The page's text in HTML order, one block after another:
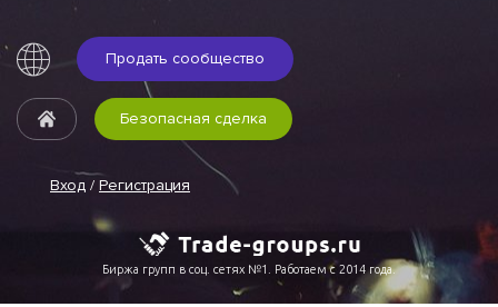
Продать сообщество
Вход / Регистрация
Безопасная сделка
Биржа групп в соц. сетях №1. Работаем с 2014 года.